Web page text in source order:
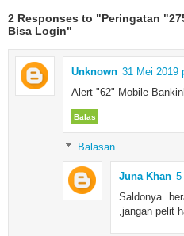
2 Responses to "Peringatan
Bisa Login"
Unknown 31 Mei 2019
Alert "62" Mobile
Balas
Balasan
Juna Khan 5
Saldonya
,jangan pelit